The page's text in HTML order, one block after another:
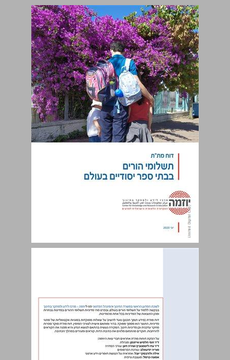
תשלומי הורים בבתי ספר יסודיים בעולם - דוח מת"ת ... 0